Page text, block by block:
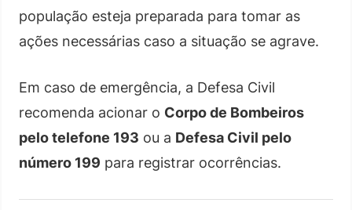
população esteja preparada para tomar as
ações necessárias caso a situação se agrave.
Em caso de emergência, a Defesa Civil
recomenda acionar o Corpo de Bombeiros
pelo telefone 193 ou a Defesa Civil pelo
número 199 para registrar ocorrências.